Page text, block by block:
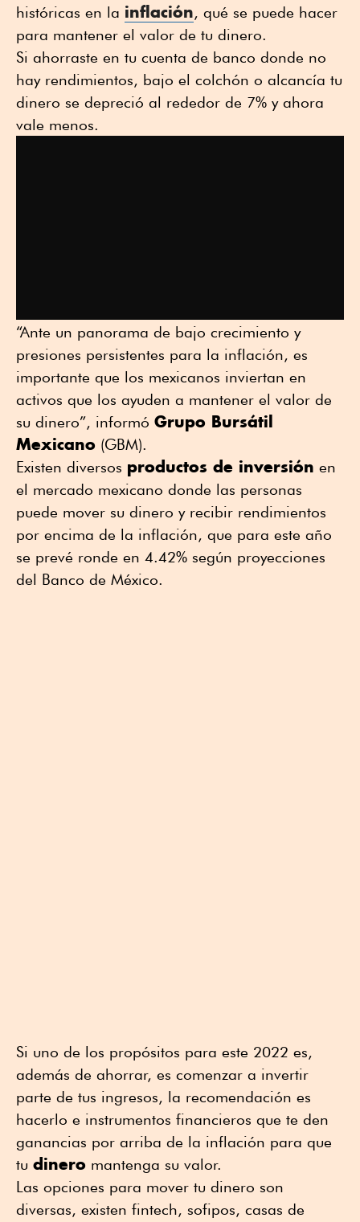
históricas en la inflación, qué se puede hacer
para mantener el valor de tu dinero.
Si ahorraste en tu cuenta de banco donde no
hay rendimientos, bajo el colchón o alcancía tu
dinero se depreció al rededor de 7% y ahora
vale menos.
“Ante un panorama de bajo crecimiento y
presiones persistentes para la inflación, es
importante que los mexicanos inviertan en
activos que los ayuden a mantener el valor de
su dinero”, informó Grupo Bursátil
Mexicano (GBM).
Existen diversos productos de inversión en
el mercado mexicano donde las personas
puede mover su dinero y recibir rendimientos
por encima de la inflación, que para este año
se prevé ronde en 4.42% según proyecciones
del Banco de México.
Si uno de los propósitos para este 2022 es,
además de ahorrar, es comenzar a invertir
parte de tus ingresos, la recomendación es
hacerlo e instrumentos financieros que te den
ganancias por arriba de la inflación para que
tu dinero mantenga su valor.
Las opciones para mover tu dinero son
diversas, existen fintech, sofipos, casas de